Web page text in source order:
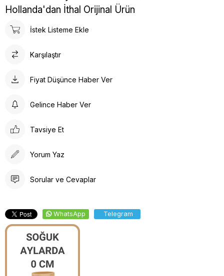
Hollanda'dan İthal Orijinal Ürün
İstek Listeme Ekle
Karşılaştır
Fiyat Düşünce Haber Ver
Gelince Haber Ver
Tavsiye Et
Yorum Yaz
Sorular ve Cevaplar
WhatsApp Telegram